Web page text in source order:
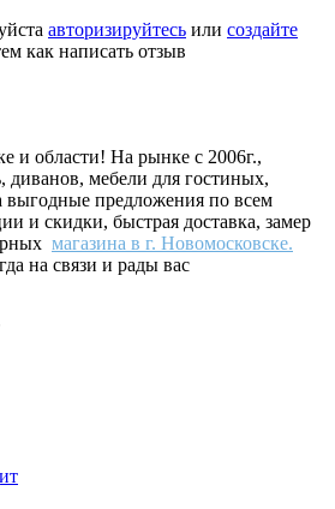
авторизируйтесь или создайте
как написать отзыв
и области! На рынке с 2006г.,
мебели для гостиных,
выгодные предложения по всем
и скидки, быстрая доставка, замер
магазина в г. Новомосковске.
на связи и рады вас